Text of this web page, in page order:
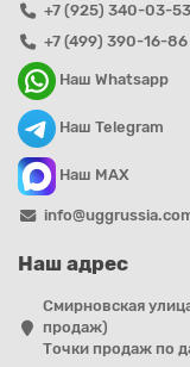
+7 (925) 340-03-53
+7 (499) 390-16-86
Наш Whatsapp
Наш Telegram
Наш MAX
Наш адрес
Смирновская
продаж)
Точки продаж по